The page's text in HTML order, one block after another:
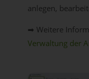
anlegen,
➡ Weitere
Verwaltung der